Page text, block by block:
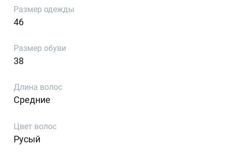
Размер одежды
46
Размер обуви
38
Длина волос
Средние
Цвет волос
Русый